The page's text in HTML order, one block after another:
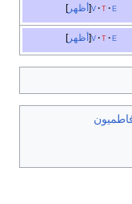
أظهر v t e
أظهر v t e